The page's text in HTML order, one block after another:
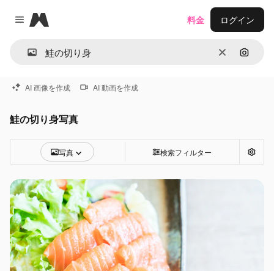
Close menu
Magnific
消去 画像で
料金 ログイン
AI 画像を作成 AI 動画を作成
鮭の切り身写真
写真 検索フィルター